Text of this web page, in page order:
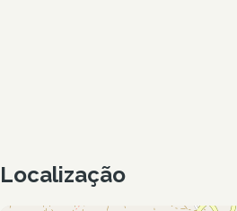
Localização